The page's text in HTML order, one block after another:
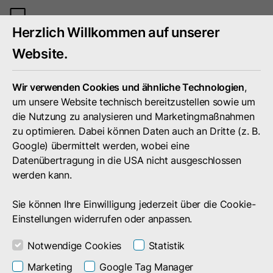
Unternehmen Presse Pressemitteilungen
Herzlich Willkommen auf unserer
Website.
Wir verwenden Cookies und ähnliche Technologien,
um unsere Website technisch bereitzustellen sowie um
die Nutzung zu analysieren und Marketingmaßnahmen
zu optimieren. Dabei können Daten auch an Dritte (z. B.
Google) übermittelt werden, wobei eine
Datenübertragung in die USA nicht ausgeschlossen
werden kann.
Sie können Ihre Einwilligung jederzeit über die Cookie-
Einstellungen widerrufen oder anpassen.
Notwendige Cookies
Statistik
Marketing
Google Tag Manager